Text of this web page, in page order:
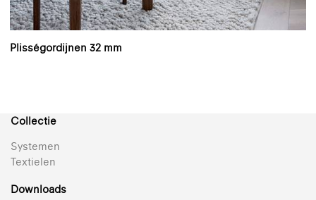
Plisségordijnen 32 mm
Collectie
Systemen
Textielen
Downloads